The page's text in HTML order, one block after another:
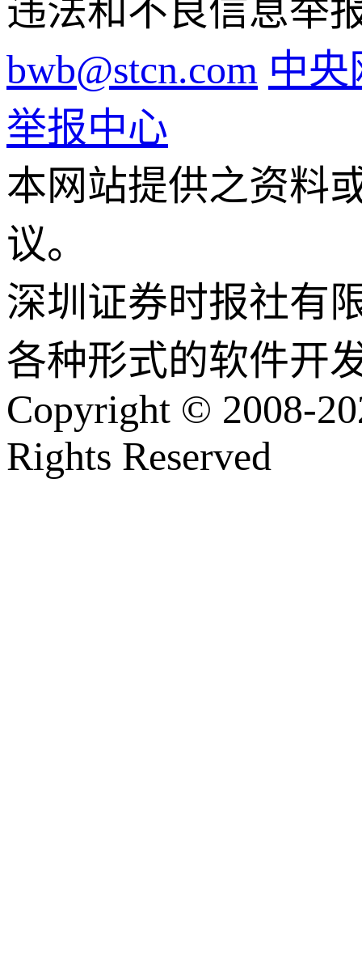
违法和不良信息举
bwb@stcn.com 中
举报中心
本网站提供之资料
议。
深圳证券时报社有
各种形式的软件开
Copyright © 2008-
Rights Reserved